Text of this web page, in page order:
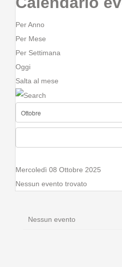
Per Anno
Per Mese
Per Settimana
Oggi
Salta al mese
Mercoledì 08 Ottobre 2025
Nessun evento trovato
Nessun evento